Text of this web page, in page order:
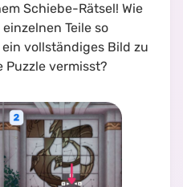
Schiebe-Rätsel! Wie
Teile so
vollständiges Bild zu
Puzzle vermisst?